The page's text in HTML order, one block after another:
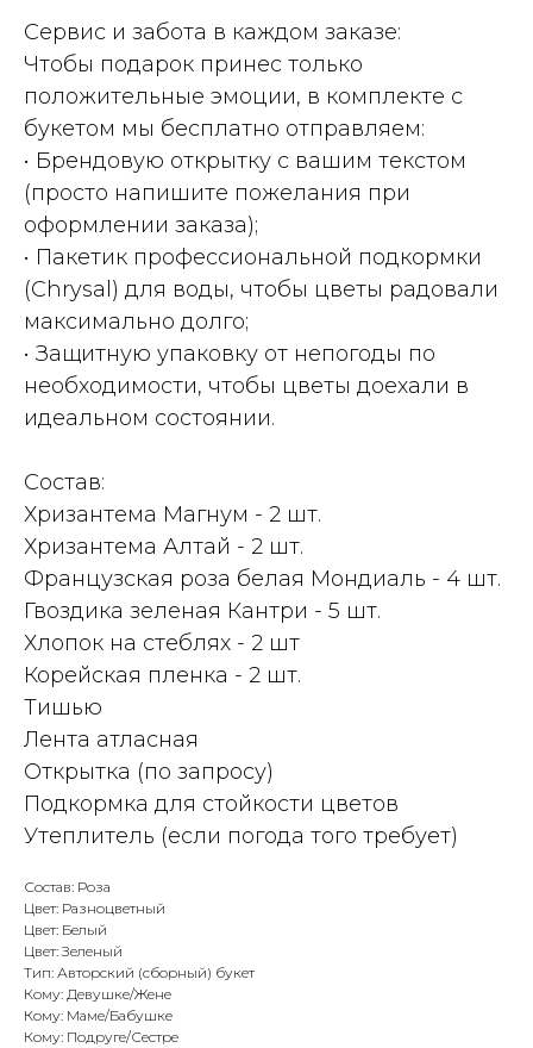
Сервис и забота в каждом заказе:
Чтобы подарок принес только
положительные эмоции, в комплекте с
букетом мы бесплатно отправляем:
• Брендовую открытку с вашим текстом
(просто напишите пожелания при
оформлении заказа);
• Пакетик профессиональной подкормки
(Chrysal) для воды, чтобы цветы радовали
максимально долго;
• Защитную упаковку от непогоды по
необходимости, чтобы цветы доехали в
идеальном состоянии.
Состав:
Хризантема Магнум - 2 шт.
Хризантема Алтай - 2 шт.
Французская роза белая Мондиаль - 4 шт.
Гвоздика зеленая Кантри - 5 шт.
Хлопок на стеблях - 2 шт
Корейская пленка - 2 шт.
Тишью
Лента атласная
Открытка (по запросу)
Подкормка для стойкости цветов
Утеплитель (если погода того требует)
Состав: Роза
Цвет: Разноцветный
Цвет: Белый
Цвет: Зеленый
Тип: Авторский (сборный) букет
Кому: Девушке/Жене
Кому: Маме/Бабушке
Кому: Подруге/Сестре